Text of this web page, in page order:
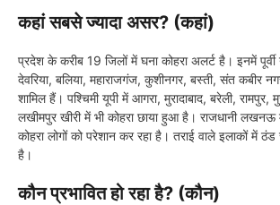
कहां सबसे ज्यादा असर? (कहां)
प्रदेश के करीब 19 जिलों में घना कोहरा अलर्ट है। इनमें
देवरिया, बलिया, महाराजगंज, कुशीनगर, बस्ती, संत कबीर
शामिल हैं। पश्चिमी यूपी में आगरा, मुरादाबाद, बरेली,
लखीमपुर खीरी में भी कोहरा छाया हुआ है। राजधानी
कोहरा लोगों को परेशान कर रहा है। तराई वाले इलाकों में ठंड
है।
कौन प्रभावित हो रहा है? (कौन)